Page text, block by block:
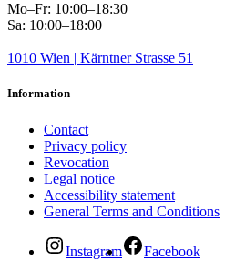
Mo–Fr: 10:00–18:30
Sa: 10:00–18:00
1010 Wien | Kärntner Strasse 51
Information
Contact
Privacy policy
Revocation
Legal notice
Accessibility statement
General Terms and Conditions
Instagram Facebook